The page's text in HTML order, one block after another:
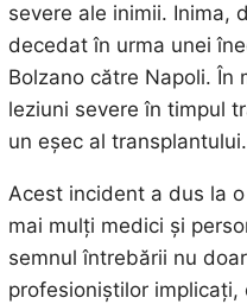
severe ale inimii. Inima,
decedat în urma unei
Bolzano către Napoli. În
leziuni severe în timpul
un eșec al transplantului.
Acest incident a dus la
mai mulți medici și
semnul întrebării nu
profesioniștilor